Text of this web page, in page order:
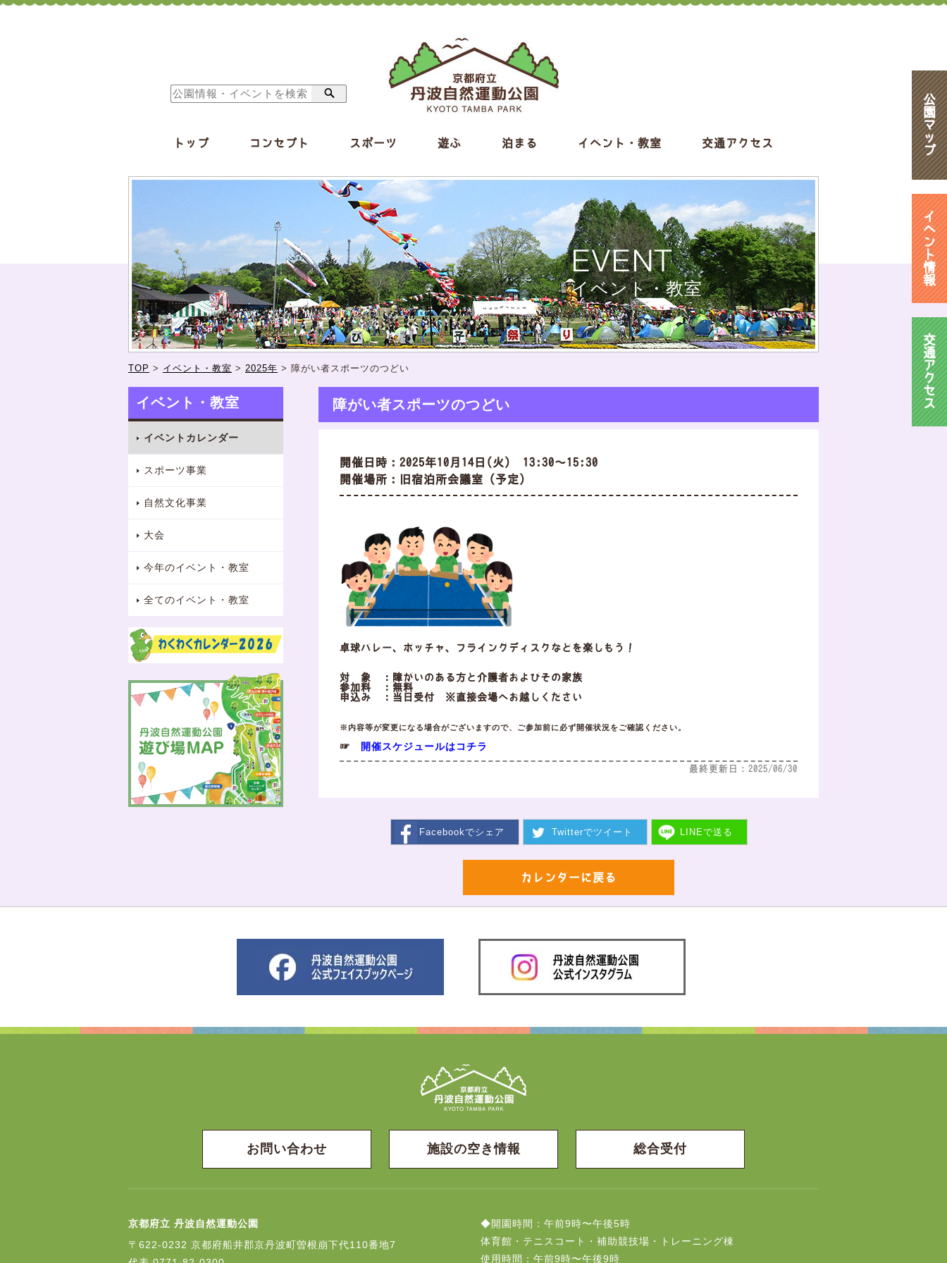
トップ コンセプト スポーツ 遊ぶ 泊まる イベント・教室 交通アクセス
公
園
マ
ッ
プ
イ
ベ
ン
ト
情
報
交
通
ア
ク
セ
ス
EVENT
イベント・教室
TOP > イベント・教室 > 2025年 > 障がい者スポーツのつどい
イベント・教室
イベントカレンダー
スポーツ事業
自然文化事業
大会
今年のイベント・教室
全てのイベント・教室
障がい者スポーツのつどい
開催日時：2025年10月14日(火) 13:30～15:30
開催場所：旧宿泊所会議室（予定）
卓球バレー、ボッチャ、フライングディスクなどを楽しもう！
対 象 ：障がいのある方と介護者およびその家族
参加料 ：無料
申込み ：当日受付 ※直接会場へお越しください
※内容等が変更になる場合がございますので、ご参加前に必ず開催状況をご確認ください。
☞ 開催スケジュールはコチラ
最終更新日：2025/06/30
Facebookでシェア Twitterでツイート LINEで送る
カレンダーに戻る
お問い合わせ 施設の空き情報 総合受付
京都府立 丹波自然運動公園
〒622-0232 京都府船井郡京丹波町曽根崩下代110番地7
◆開園時間：午前9時〜午後5時
体育館・テニスコート・補助競技場・トレーニング棟
使用時間：午前9時〜午後9時